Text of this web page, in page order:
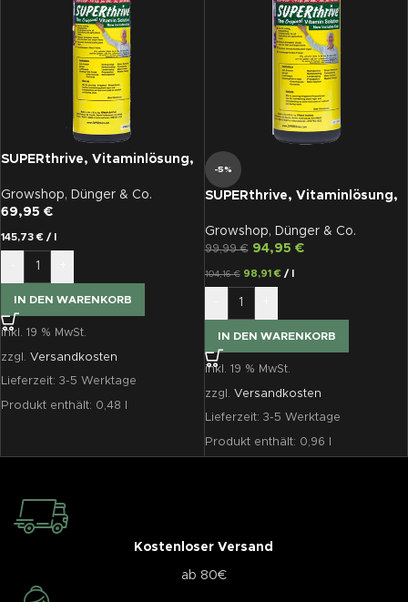
SUPERthrive, Vitaminlösung,
Growshop, Dünger & Co.
69,95 €
145,73€ /
IN DEN WARENKORB
inkl. 19 % MwSt.
zzgl. Versandkosten
Lieferzeit: 3-5 Werktage
Produkt enthält: 0,48
-5%
SUPERthrive, Vitaminlösung,
Growshop, Dünger & Co.
99,99€ 94,95 €
104,16€ 98,91€/
IN DEN WARENKORB
inkl. 19 % MwSt.
zzgl. Versandkosten
Lieferzeit: 3-5 Werktage
Produkt enthält: 0,96
Kostenloser Versand
ab 80€